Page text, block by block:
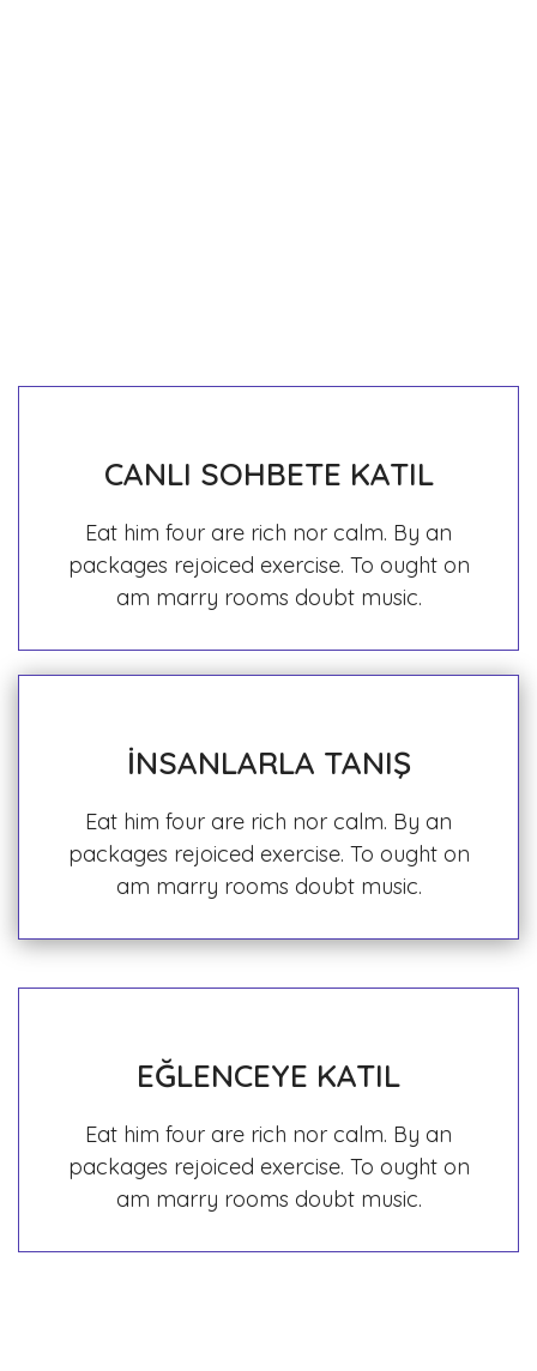
CANLI SOHBETE KATIL
Eat him four are rich nor calm. By an
packages rejoiced exercise. To ought on
am marry rooms doubt music.
İNSANLARLA TANIŞ
Eat him four are rich nor calm. By an
packages rejoiced exercise. To ought on
am marry rooms doubt music.
EĞLENCEYE KATIL
Eat him four are rich nor calm. By an
packages rejoiced exercise. To ought on
am marry rooms doubt music.